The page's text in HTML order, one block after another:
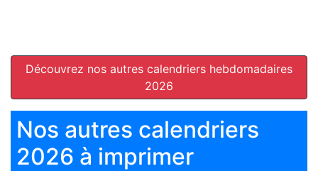
Découvrez nos autres calendriers hebdomadaires
2026
Nos autres calendriers
2026 à imprimer